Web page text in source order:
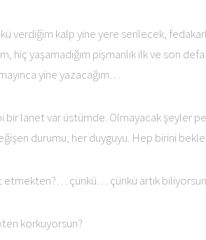
verdiğim kalp yine yere serilecek,
hiç yaşamadığım pişmanlık ilk ve son
yine yazacağım…
bir lanet var üstümde. Olmayacak şeyler
durumu, her duyguyu. Hep birini
etmekten?… çünkü… çünkü artık
korkuyorsun?